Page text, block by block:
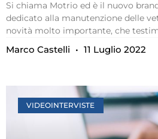
Si chiama Motrio ed è il nuovo
dedicato alla manutenzione delle
novità molto importante, che
Marco Castelli 11 Luglio 2022
VIDEOINTERVISTE